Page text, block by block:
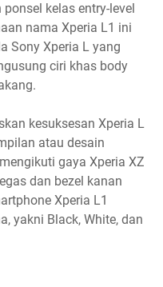
kelas entry-level
nama Xperia L1 ini
Sony Xperia L yang
ciri khas body
kesuksesan Xperia L
atau desain
gaya Xperia XZ
dan bezel kanan
Xperia L1
yakni Black, White, dan